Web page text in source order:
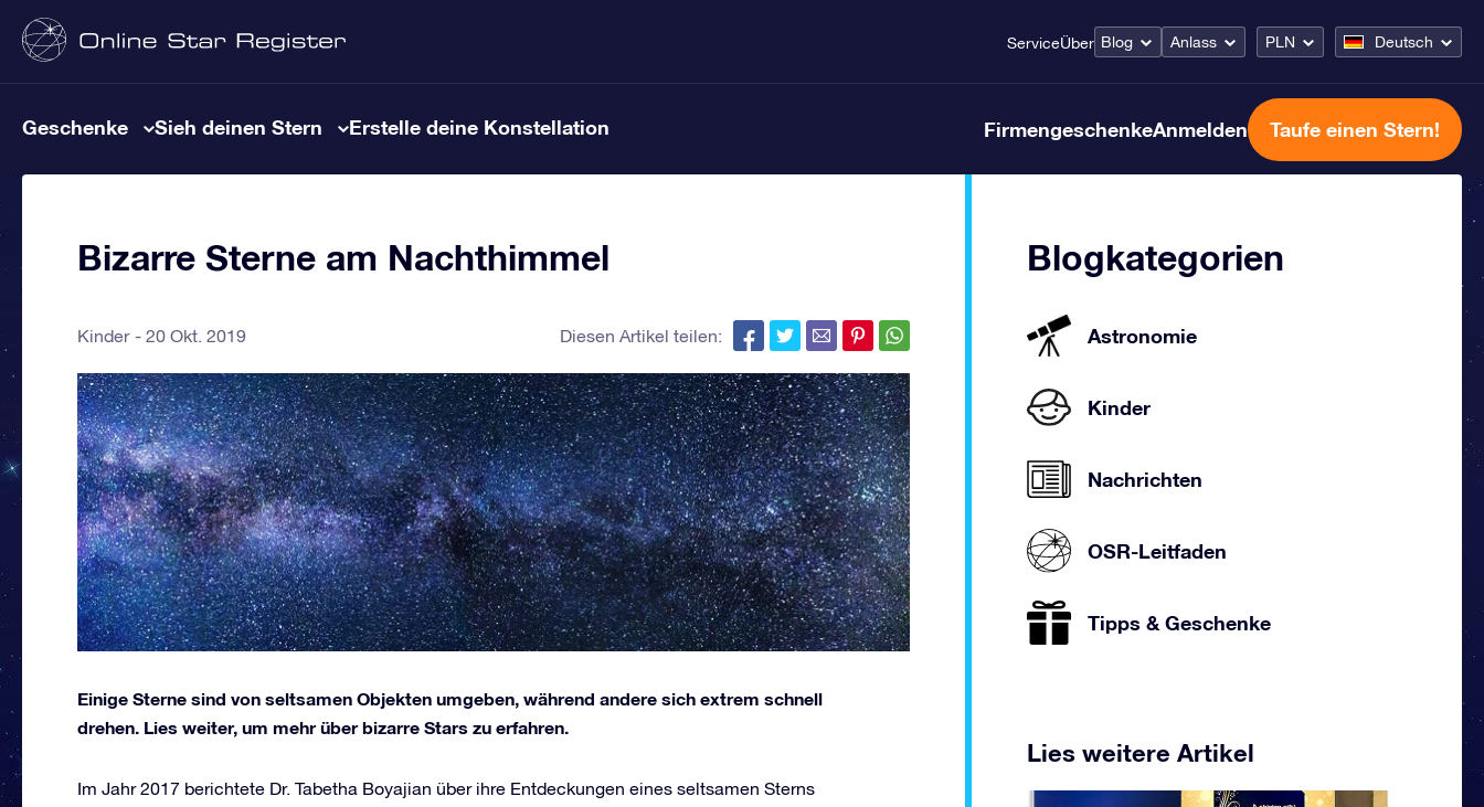
ServiceÜber Blog Anlass PLN Deutsch
Geschenke Sieh deinen Stern Erstelle deine Konstellation FirmengeschenkeAnmelden Taufe einen Stern!
Bizarre Sterne am Nachthimmel
Kinder 20 Okt. 2019 Diesen Artikel teilen:
Einige Sterne sind von seltsamen Objekten umgeben, während andere sich extrem schnell
drehen. Lies weiter, um mehr über bizarre Stars zu erfahren.
Im Jahr 2017 berichtete Dr. Tabetha Boyajian über ihre Entdeckungen eines seltsamen Sterns
Blogkategorien
Astronomie
Kinder
Nachrichten
OSR-Leitfaden
Tipps & Geschenke
Lies weitere Artikel